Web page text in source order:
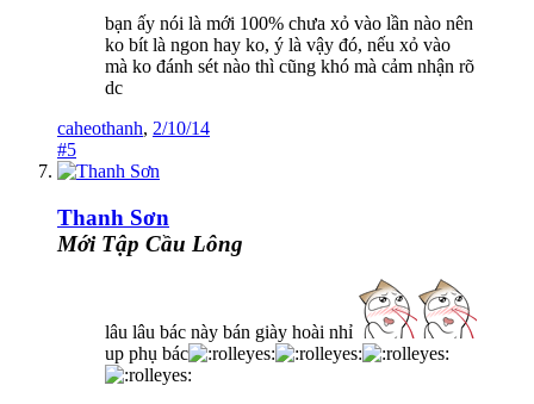
bạn ấy nói là mới 100% chưa xỏ vào lần nào nên
ko bít là ngon hay ko, ý là vậy đó, nếu xỏ vào
mà ko đánh sét nào thì cũng khó mà cảm nhận rõ
dc
caheothanh, 2/10/14
#5
Thanh Sơn
Mới Tập Cầu Lông
lâu lâu bác này bán giày hoài nhỉ
up phụ bác